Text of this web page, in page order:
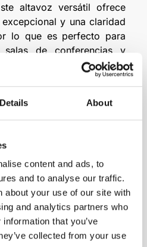
Details About
content and ads, to
and to analyse our traffic.
about your use of our site with
and analytics partners who
that you’ve
collected from your use
altavoz versátil ofrece
y una claridad
lo que es perfecto para
salas de conferencias y
el que sea esencial un
Entre sus principales
y una alta ganancia antes
El DynamicSpeaker de
suave, mágico y
disponible en versión
de campo cercano